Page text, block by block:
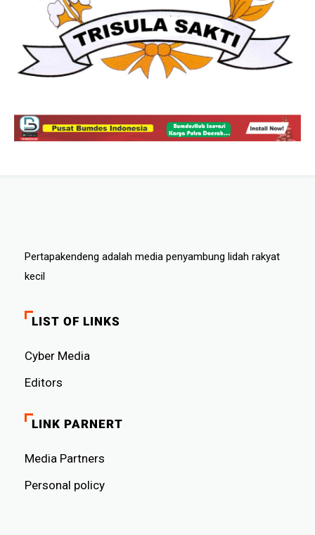
Pertapakendeng adalah media penyambung lidah rakyat
kecil
LIST OF LINKS
Cyber ​​Media
Editors
LINK PARNERT
Media Partners
Personal policy